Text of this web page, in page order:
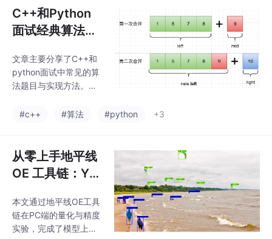
C++和Python
面试经典算法汇
文章主要分享了C++和
python面试中常见的算
法题目与实现方法。首
种方式：值传递、指针
交换函数。随后讲解了
字符串复制操作的注意
事项。第二部分重点讲
排序的实现和快速排序
的分治思想。
#c++ #算法 #python +3
从零上手地平线
OE 工具链：YO
化与精度验证
本文通过地平线OE工具
链在PC端的量化与精度
实验，完成了模型上板